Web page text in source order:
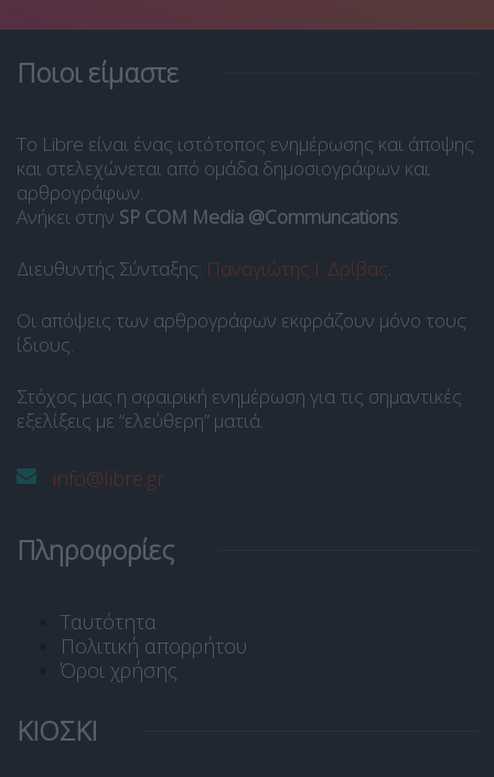
Ποιοι είμαστε
Το Libre είναι ένας ιστότοπος ενημέρωσης και άποψης
και στελεχώνεται από ομάδα δημοσιογράφων και
αρθρογράφων.
Ανήκει στην SP COM Media @Communcations.
Διευθυντής Σύνταξης: Παναγιώτης Ι. Δρίβας.
Οι απόψεις των αρθρογράφων εκφράζουν μόνο τους
ίδιους.
Στόχος μας η σφαιρική ενημέρωση για τις σημαντικές
εξελίξεις με “ελεύθερη” ματιά.
info@libre.gr
Πληροφορίες
Ταυτότητα
Πολιτική απορρήτου
Όροι χρήσης
ΚΙΟΣΚΙ